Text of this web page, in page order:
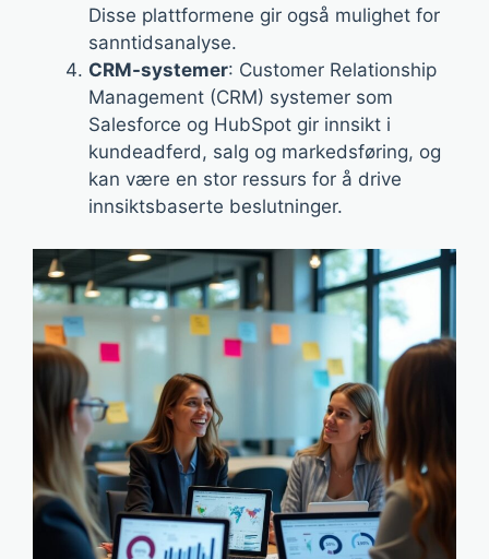
Disse plattformene gir også mulighet for
sanntidsanalyse.
CRM-systemer: Customer Relationship
Management (CRM) systemer som
Salesforce og HubSpot gir innsikt i
kundeadferd, salg og markedsføring, og
kan være en stor ressurs for å drive
innsiktsbaserte beslutninger.